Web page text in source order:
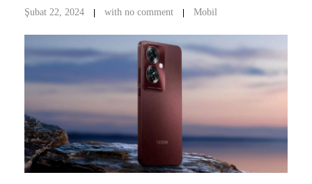
Şubat 22, 2024 with no comment Mobil